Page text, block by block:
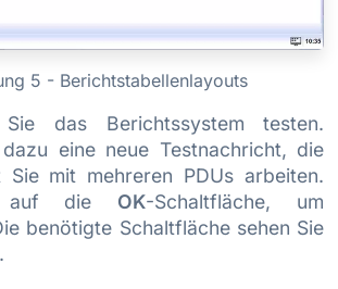
5 - Berichtstabellenlayouts
das Berichtssystem testen.
eine neue Testnachricht, die
mit mehreren PDUs arbeiten.
auf die OK-Schaltfläche, um
benötigte Schaltfläche sehen Sie